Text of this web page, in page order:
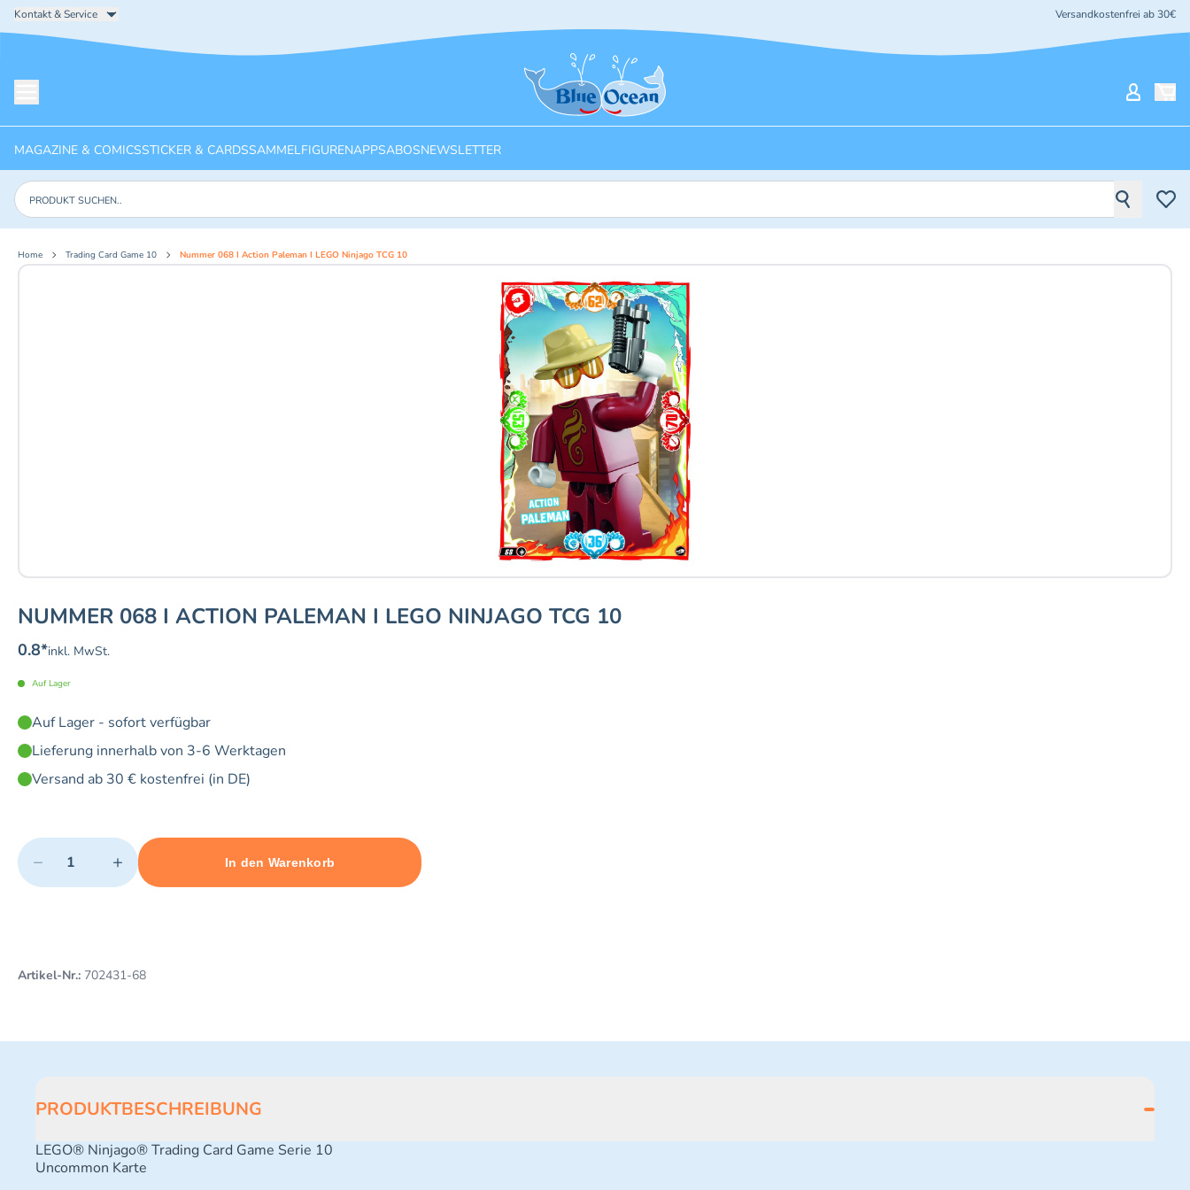
Kontakt & Service Versandkostenfrei ab 30€
Startseite
MAGAZINE & COMICSSTICKER & CARDSSAMMELFIGURENAPPSABOSNEWSLETTER
Produkte suchen
Home Trading Card Game 10 Nummer 068 I Action Paleman I LEGO Ninjago TCG 10
NUMMER 068 I ACTION PALEMAN I LEGO NINJAGO TCG 10
0.8*inkl. MwSt.
Auf Lager
Auf Lager - sofort verfügbar
Lieferung innerhalb von 3-6 Werktagen
Versand ab 30 € kostenfrei (in DE)
Quantity
− +
Minimum quantity: 1 Maximum quantity: 3
In den Warenkorb
Add 1 item to cart
Artikel-Nr.: 702431-68
PRODUKTBESCHREIBUNG
LEGO® Ninjago® Trading Card Game Serie 10
Uncommon Karte